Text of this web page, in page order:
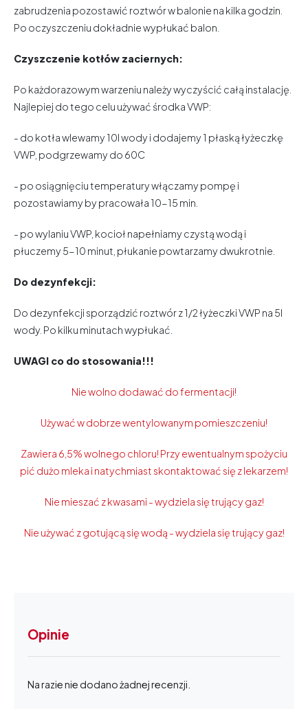
zabrudzenia pozostawić roztwór w balonie na kilka godzin.
Po oczyszczeniu dokładnie wypłukać balon.
Czyszczenie kotłów zaciernych:
Po każdorazowym warzeniu należy wyczyścić całą instalację.
Najlepiej do tego celu używać środka VWP:
- do kotła wlewamy 10l wody i dodajemy 1 płaską łyżeczkę
VWP, podgrzewamy do 60C
- po osiągnięciu temperatury włączamy pompę i
pozostawiamy by pracowała 10-15 min.
- po wylaniu VWP, kocioł napełniamy czystą wodą i
płuczemy 5-10 minut, płukanie powtarzamy dwukrotnie.
Do dezynfekcji:
Do dezynfekcji sporządzić roztwór z 1/2 łyżeczki VWP na 5l
wody. Po kilku minutach wypłukać.
UWAGI co do stosowania!!!
Nie wolno dodawać do fermentacji!
Używać w dobrze wentylowanym pomieszczeniu!
Zawiera 6,5% wolnego chloru! Przy ewentualnym spożyciu
pić dużo mleka i natychmiast skontaktować się z lekarzem!
Nie mieszać z kwasami - wydziela się trujący gaz!
Nie używać z gotującą się wodą - wydziela się trujący gaz!
Opinie
Na razie nie dodano żadnej recenzji.